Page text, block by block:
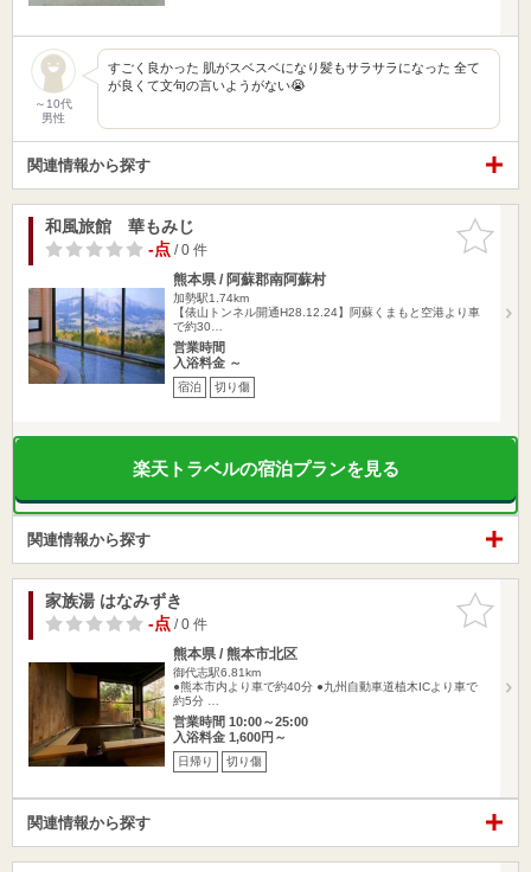
～10代
男性
すごく良かった 肌がスベスベになり髪もサラサラになった 全て
が良くて文句の言いようがない😭
関連情報から探す
お気に入
りに追加
和風旅館 華もみじ
-点/ 0 件
熊本県 / 阿蘇郡南阿蘇村
加勢駅1.74km
【俵山トンネル開通H28.12.24】阿蘇くまもと空港より車
で約30…
営業時間
入浴料金 ～
宿泊 切り傷
楽天トラベルの宿泊プランを見る
関連情報から探す
お気に入
りに追加
家族湯 はなみずき
-点/ 0 件
熊本県 / 熊本市北区
御代志駅6.81km
●熊本市内より車で約40分 ●九州自動車道植木ICより車で
約5分 …
営業時間 10:00～25:00
入浴料金 1,600円～
日帰り 切り傷
関連情報から探す